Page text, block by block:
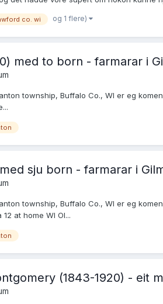
co. wi og 1 flere)
med to born - farmarar i
township, Buffalo Co., WI er eg
sju born - farmarar i
township, Buffalo Co., WI er eg
at home WI Ol...
(1843-1920) - eit